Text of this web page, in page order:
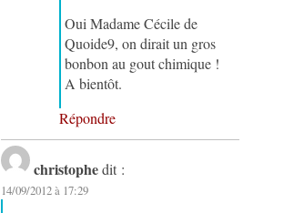
Oui Madame Cécile de
Quoide9, on dirait un gros
bonbon au gout chimique !
A bientôt.
Répondre
christophe dit :
14/09/2012 à 17:29